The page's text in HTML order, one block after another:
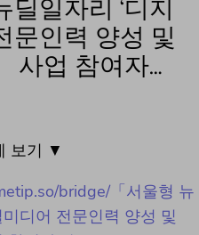
딜일자리 ‘디지
문인력 양성 및
사업 참여자…
보기 ▼
bridge/「서울형 뉴
미디어 전문인력 양성 및